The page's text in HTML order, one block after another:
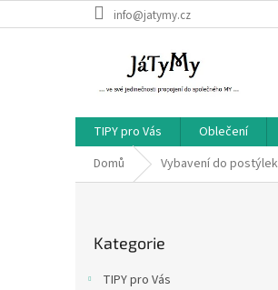
na
info@jatymy.cz
TIPY pro Vás Oblečení
Domů
Vybavení do
kategorie
Kategorie
TIPY pro Vás